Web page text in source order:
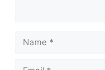
Name
Email